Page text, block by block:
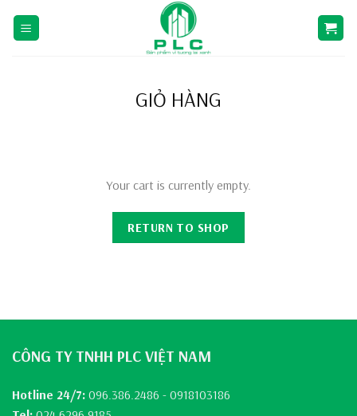
GIỎ HÀNG
Your cart is currently empty.
RETURN TO SHOP
CÔNG TY TNHH PLC VIỆT NAM
Hotline 24/7: 096.386.2486 - 0918103186